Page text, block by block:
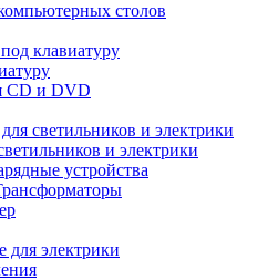
столов
клавиатуру
CD и DVD
и электрики
устройства
электрики